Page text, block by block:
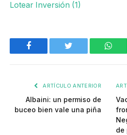
Lotear Inversión (1)
Facebook Twitter
ARTÍCULO ANTERIOR
Albaini: un permiso de
buceo bien vale una piña
de